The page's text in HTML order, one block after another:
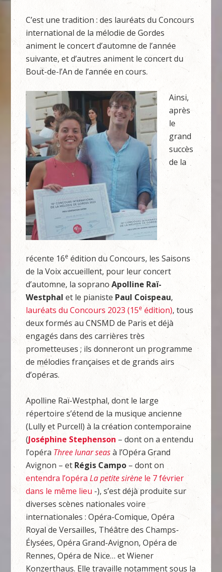
C’est une tradition : des lauréats du Concours
international de la mélodie de Gordes
animent le concert d’automne de l’année
suivante, et d’autres animent le concert du
Bout-de-l’An de l’année en cours.
Ainsi,
après
le
grand
succès
de la
récente 16e édition du Concours, les Saisons
de la Voix accueillent, pour leur concert
d’automne, la sopranoApolline Raï-
Westphal et le pianiste Paul Coispeau,
lauréats du Concours 2023 (15e édition), tous
deux formés au CNSMD de Paris et déjà
engagés dans des carrières très
prometteuses ; ils donneront un programme
de mélodies françaises et de grands airs
d’opéras.
Apolline Raï-Westphal, dont le large
répertoire s’étend de la musique ancienne
(Lully et Purcell) à la création contemporaine
(Joséphine Stephenson – dont on a entendu
l’opéra Three lunar seasà l’Opéra Grand
Avignon – et Régis Campo – dont on
entendra l’opéraLa petite sirène le 7 février
dans le même lieu -), s’est déjà produite sur
diverses scènes nationales voire
internationales : Opéra-Comique, Opéra
Royal de Versailles, Théâtre des Champs-
Élysées, Opéra Grand-Avignon, Opéra de
Rennes, Opéra de Nice… et Wiener
Konzerthaus. Elle travaille notamment sous la